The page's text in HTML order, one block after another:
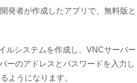
発者が作成したアプリで、無料版と
ルシステムを作成し、VNCサーバー
ーのアドレスとパスワードを入力し
ようになります。